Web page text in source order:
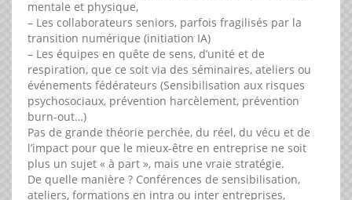
mentale et physique,
– Les collaborateurs seniors, parfois fragilisés par la
transition numérique (initiation IA)
– Les équipes en quête de sens, d’unité et de
respiration, que ce soit via des séminaires, ateliers ou
événements fédérateurs (Sensibilisation aux risques
psychosociaux, prévention harcèlement, prévention
burn-out…)
Pas de grande théorie perchée, du réel, du vécu et de
l’impact pour que le mieux-être en entreprise ne soit
plus un sujet « à part », mais une vraie stratégie.
De quelle manière ? Conférences de sensibilisation,
ateliers, formations en intra ou inter entreprises,